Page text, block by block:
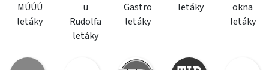
MÚÚÚ
letáky
u
Rudolfa
letáky
Gastro
letáky
letáky
okna
letáky